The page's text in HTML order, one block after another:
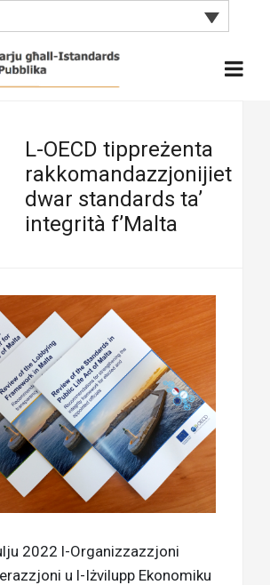
L-OECD tippreżenta
rakkomandazzjonijiet
dwar standards ta’
integrità f’Malta
2022 l-Organizzazzjoni
u l-Iżvilupp Ekonomiku